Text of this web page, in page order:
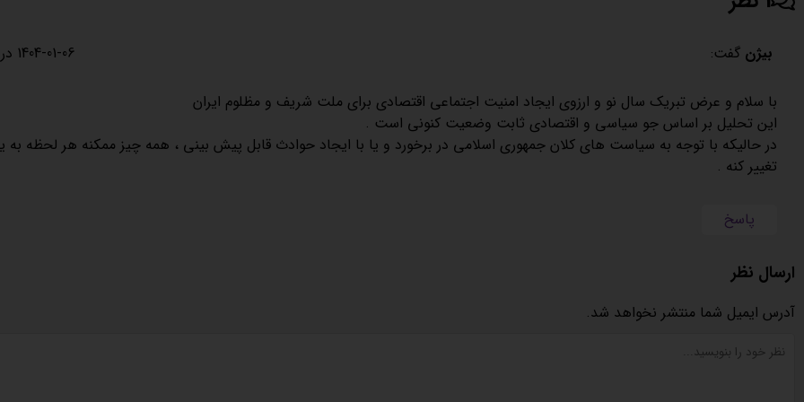
بیژن گفت: 1404-01-06 در 13:18
با سلام و عرض تبریک سال نو و ارزوی ایجاد امنیت اجتماعی اقتصادی برای ملت شریف و مظلوم ایران
این تحلیل بر اساس جو سیاسی و اقتصادی ثابت وضعیت کنونی است .
در حالیکه با توجه به سیاست های کلان جمهوری اسلامی در برخورد و یا با ایجاد حوادث قابل پیش بینی ، همه چیز ممکنه هر لحظه به
تغییر کنه .
پاسخ
ارسال نظر
آدرس ایمیل شما منتشر نخواهد شد.